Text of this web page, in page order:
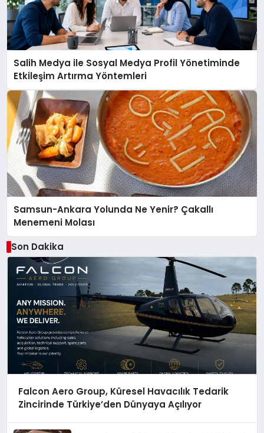
Salih Medya ile Sosyal Medya Profil Yönetiminde
Etkileşim Artırma Yöntemleri
Samsun-Ankara Yolunda Ne Yenir? Çakallı
Menemeni Molası
Son Dakika
Falcon Aero Group, Küresel Havacılık Tedarik
Zincirinde Türkiye’den Dünyaya Açılıyor